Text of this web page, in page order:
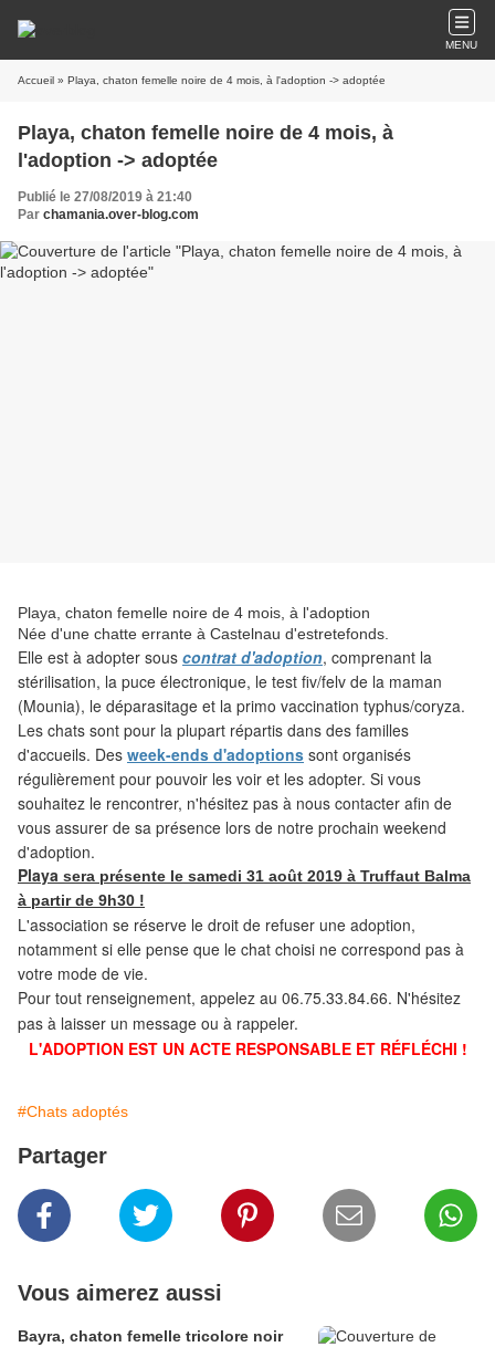
MENU
Accueil » Playa, chaton femelle noire de 4 mois, à l'adoption -> adoptée
Playa, chaton femelle noire de 4 mois, à
l'adoption -> adoptée
Publié le 27/08/2019 à 21:40
Par chamania.over-blog.com
Playa, chaton femelle noire de 4 mois, à l'adoption
Née d'une chatte errante à Castelnau d'estretefonds.
Elle est à adopter sous contrat d'adoption, comprenant la
stérilisation, la puce électronique, le test fiv/felv de la maman
(Mounia), le déparasitage et la primo vaccination typhus/coryza.
Les chats sont pour la plupart répartis dans des familles
d'accueils. Des week-ends d'adoptions sont organisés
régulièrement pour pouvoir les voir et les adopter. Si vous
souhaitez le rencontrer, n'hésitez pas à nous contacter afin de
vous assurer de sa présence lors de notre prochain weekend
d'adoption.
Playa sera présente le samedi 31 août 2019 à Truffaut Balma
à partir de 9h30 !
L'association se réserve le droit de refuser une adoption,
notamment si elle pense que le chat choisi ne correspond pas à
votre mode de vie.
Pour tout renseignement, appelez au 06.75.33.84.66. N'hésitez
pas à laisser un message ou à rappeler.
L'ADOPTION EST UN ACTE RESPONSABLE ET RÉFLÉCHI !
#Chats adoptés
Partager
Vous aimerez aussi
Bayra, chaton femelle tricolore noir